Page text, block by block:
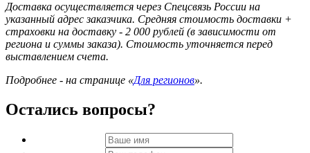
Доставка осуществляется через Спецсвязь России на
указанный адрес заказчика. Средняя стоимость доставки +
страховки на доставку - 2 000 рублей (в зависимости от
региона и суммы заказа). Стоимость уточняется перед
выставлением счета.
Подробнее - на странице «Для регионов».
Остались вопросы?